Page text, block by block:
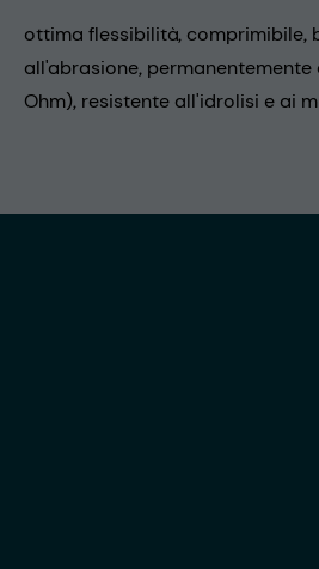
ottima flessibilità, comprimibile,
all'abrasione, permanentemente
Ohm), resistente all'idrolisi e ai